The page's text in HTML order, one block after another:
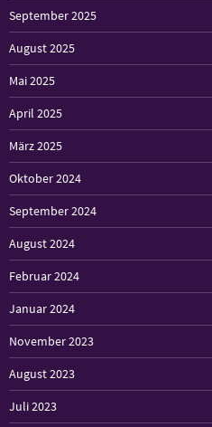
September 2025
August 2025
Mai 2025
April 2025
März 2025
Oktober 2024
September 2024
August 2024
Februar 2024
Januar 2024
November 2023
August 2023
Juli 2023